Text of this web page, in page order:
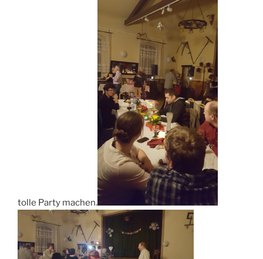
tolle Party machen.